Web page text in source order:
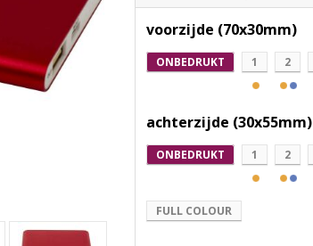
voorzijde (70x30mm)
ONBEDRUKT 1 2
achterzijde (30x55mm)
ONBEDRUKT 1 2
FULL COLOUR